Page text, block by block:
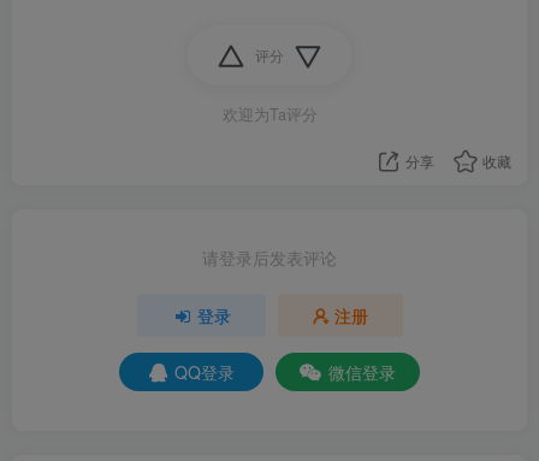
评分
欢迎为Ta评分
分享 收藏
请登录后发表评论
登录 注册
QQ登录 微信登录